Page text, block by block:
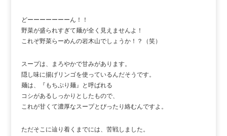
どーーーーーーーん！！
野菜が盛られすぎて麺が全く見えませんよ！
これぞ野菜らーめんの岩木山でしょうか！？（笑）
スープは、まろやかで甘みがあります。
隠し味に揚げリンゴを使っているんだそうです。
麺は、『もちぷり麺』と呼ばれる
コシがあるしっかりとしたもので、
これが甘くて濃厚なスープとぴったり絡むんですよ。
ただそこに辿り着くまでには、苦戦しました。